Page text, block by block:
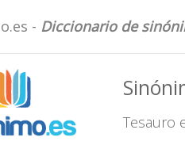
- Diccionario de
Tesauro